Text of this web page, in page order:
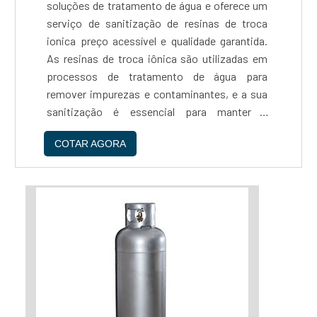
um serviço de ativação de resinas ionica preço
justo e de confiança, não hesite em contatar a
Reaton....
soluções de tratamento de água e oferece um
serviço de sanitização de resinas de troca
ionica preço acessível e qualidade garantida.
As resinas de troca iônica são utilizadas em
processos de tratamento de água para
remover impurezas e contaminantes, e a sua
sanitização é essencial para manter a
eficiência do processo e prolongar a vida útil
das resinas.O processo de sanitização da
Reaton é realizado por profissionais
altamente capacitados e utiliza produtos
químicos de alta qualidade, garantindo a
eliminação de bactérias, fungos e outros
micro-organismos que possam comprometer
a qualidade da água tratada. Além disso, a
empresa utiliza equipamentos modernos e
do processo e a segurança dos seus
COTAR AGORA